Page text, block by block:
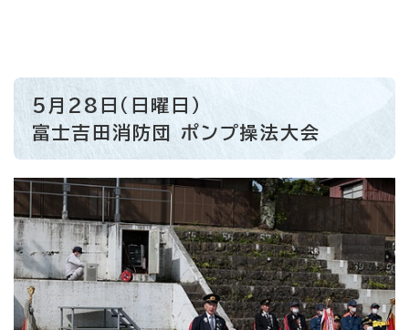
5月28日（日曜日）
富士吉田消防団 ポンプ操法大会